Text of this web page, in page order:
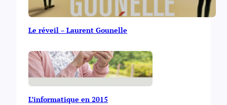
Le réveil – Laurent Gounelle
L’informatique en 2015